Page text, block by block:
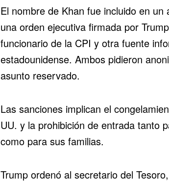
El nombre de Khan fue incluido en un
una orden ejecutiva firmada por
funcionario de la CPI y otra fuente
estadounidense. Ambos pidieron
asunto reservado.
Las sanciones implican el
UU. y la prohibición de entrada tanto
como para sus familias.
Trump ordenó al secretario del